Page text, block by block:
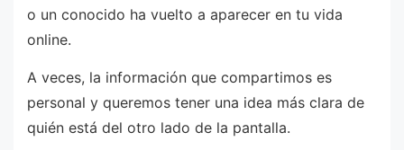
o un conocido ha vuelto a aparecer en tu vida
online.
A veces, la información que compartimos es
personal y queremos tener una idea más clara de
quién está del otro lado de la pantalla.